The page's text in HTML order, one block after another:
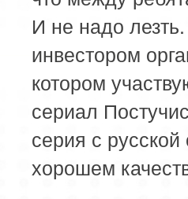
И не надо
инвестором
котором
сериал
серия с русской
хорошем